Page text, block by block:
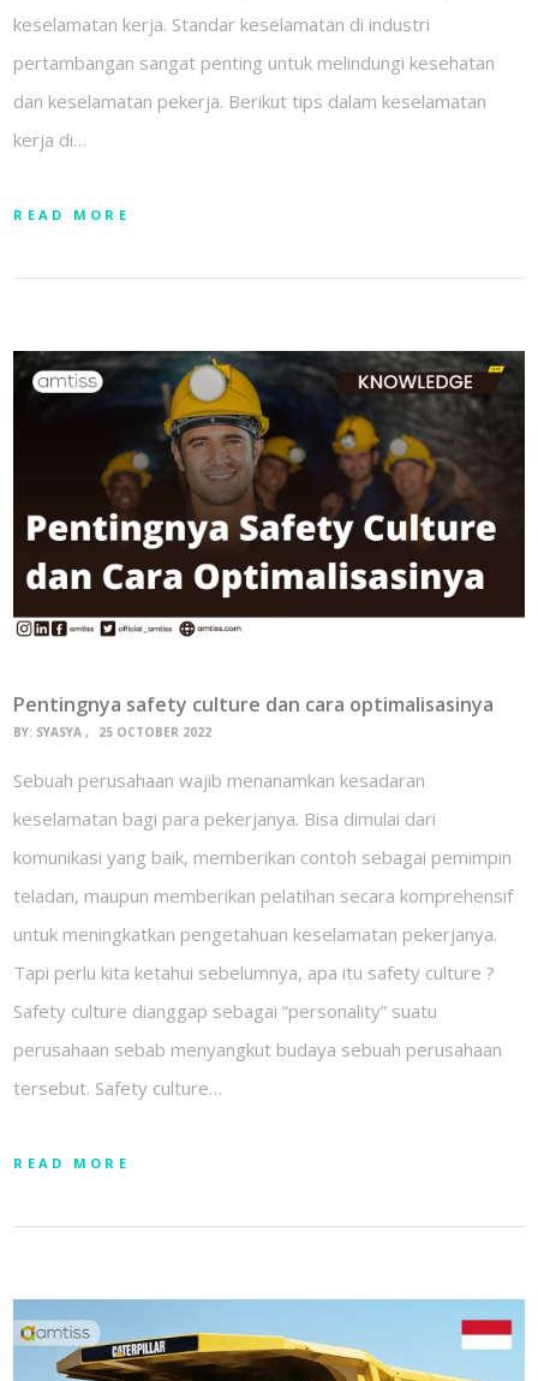
keselamatan kerja. Standar keselamatan di industri
pertambangan sangat penting untuk melindungi kesehatan
dan keselamatan pekerja. Berikut tips dalam keselamatan
kerja di…
READ MORE
Pentingnya safety culture dan cara optimalisasinya
BY: SYASYA 25 OCTOBER 2022
Sebuah perusahaan wajib menanamkan kesadaran
keselamatan bagi para pekerjanya. Bisa dimulai dari
komunikasi yang baik, memberikan contoh sebagai pemimpin
teladan, maupun memberikan pelatihan secara komprehensif
untuk meningkatkan pengetahuan keselamatan pekerjanya.
Tapi perlu kita ketahui sebelumnya, apa itu safety culture ?
Safety culture dianggap sebagai “personality” suatu
perusahaan sebab menyangkut budaya sebuah perusahaan
tersebut. Safety culture…
READ MORE